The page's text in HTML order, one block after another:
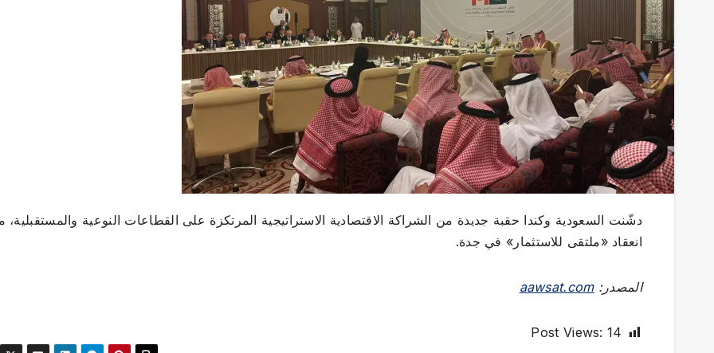
دشّنت السعودية وكندا حقبة جديدة من الشراكة الاقتصادية الاستراتيجية المرتكزة على القطاعات النوعية والمستقبلية،
انعقاد «ملتقى للاستثمار» في جدة.
المصدر:aawsat.com
Post Views: 14